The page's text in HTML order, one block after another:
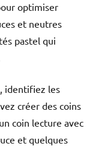
optimiser
et neutres
pastel qui
, identifiez les
créer des coins
coin lecture avec
et quelques